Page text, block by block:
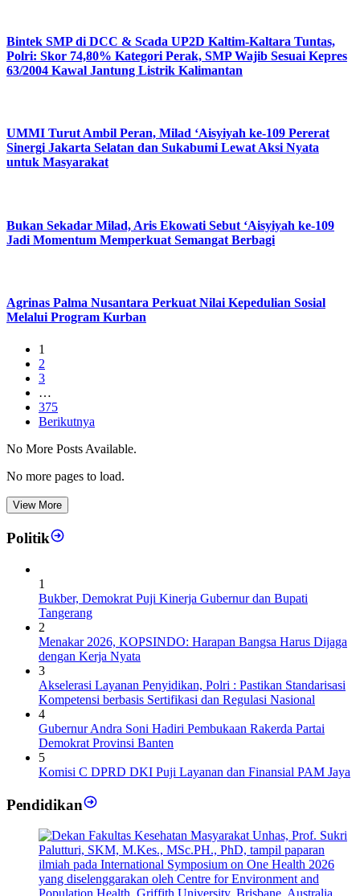
Bintek SMP di DCC & Scada UP2D Kaltim-Kaltara Tuntas,
Polri: Skor 74,80% Kategori Perak, SMP Wajib Sesuai Kepres
63/2004 Kawal Jantung Listrik Kalimantan
UMMI Turut Ambil Peran, Milad ‘Aisyiyah ke-109 Pererat
Sinergi Jakarta Selatan dan Sukabumi Lewat Aksi Nyata
untuk Masyarakat
Bukan Sekadar Milad, Aris Ekowati Sebut ‘Aisyiyah ke-109
Jadi Momentum Memperkuat Semangat Berbagi
Agrinas Palma Nusantara Perkuat Nilai Kepedulian Sosial
Melalui Program Kurban
1
2
3
…
375
Berikutnya
No More Posts Available.
No more pages to load.
View More
Politik
1
Bukber, Demokrat Puji Kinerja Gubernur dan Bupati
Tangerang
2
Menakar 2026, KOPSINDO: Harapan Bangsa Harus Dijaga
dengan Kerja Nyata
3
Akselerasi Layanan Penyidikan, Polri : Pastikan Standarisasi
Kompetensi berbasis Sertifikasi dan Regulasi Nasional
4
Gubernur Andra Soni Hadiri Pembukaan Rakerda Partai
Demokrat Provinsi Banten
5
Komisi C DPRD DKI Puji Layanan dan Finansial PAM Jaya
Pendidikan